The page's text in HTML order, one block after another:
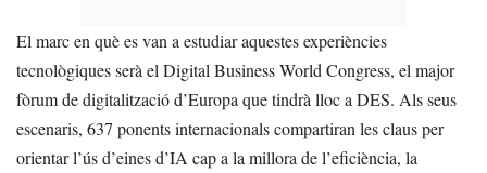
El marc en què es van a estudiar aquestes experiències
tecnològiques serà el Digital Business World Congress, el major
fòrum de digitalització d’Europa que tindrà lloc a DES. Als seus
escenaris, 637 ponents internacionals compartiran les claus per
orientar l’ús d’eines d’IA cap a la millora de l’eficiència, la